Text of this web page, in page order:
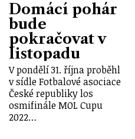
Domácí pohár
bude
pokračovat v
listopadu
V pondělí 31. října proběhl
v sídle Fotbalové asociace
České republiky los
osmifinále MOL Cupu
2022…